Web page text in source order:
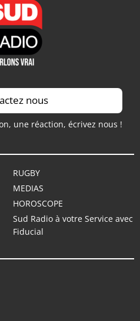
nous
une réaction, écrivez nous !
RUGBY
MEDIAS
HOROSCOPE
Sud Radio à votre Service avec
Fiducial